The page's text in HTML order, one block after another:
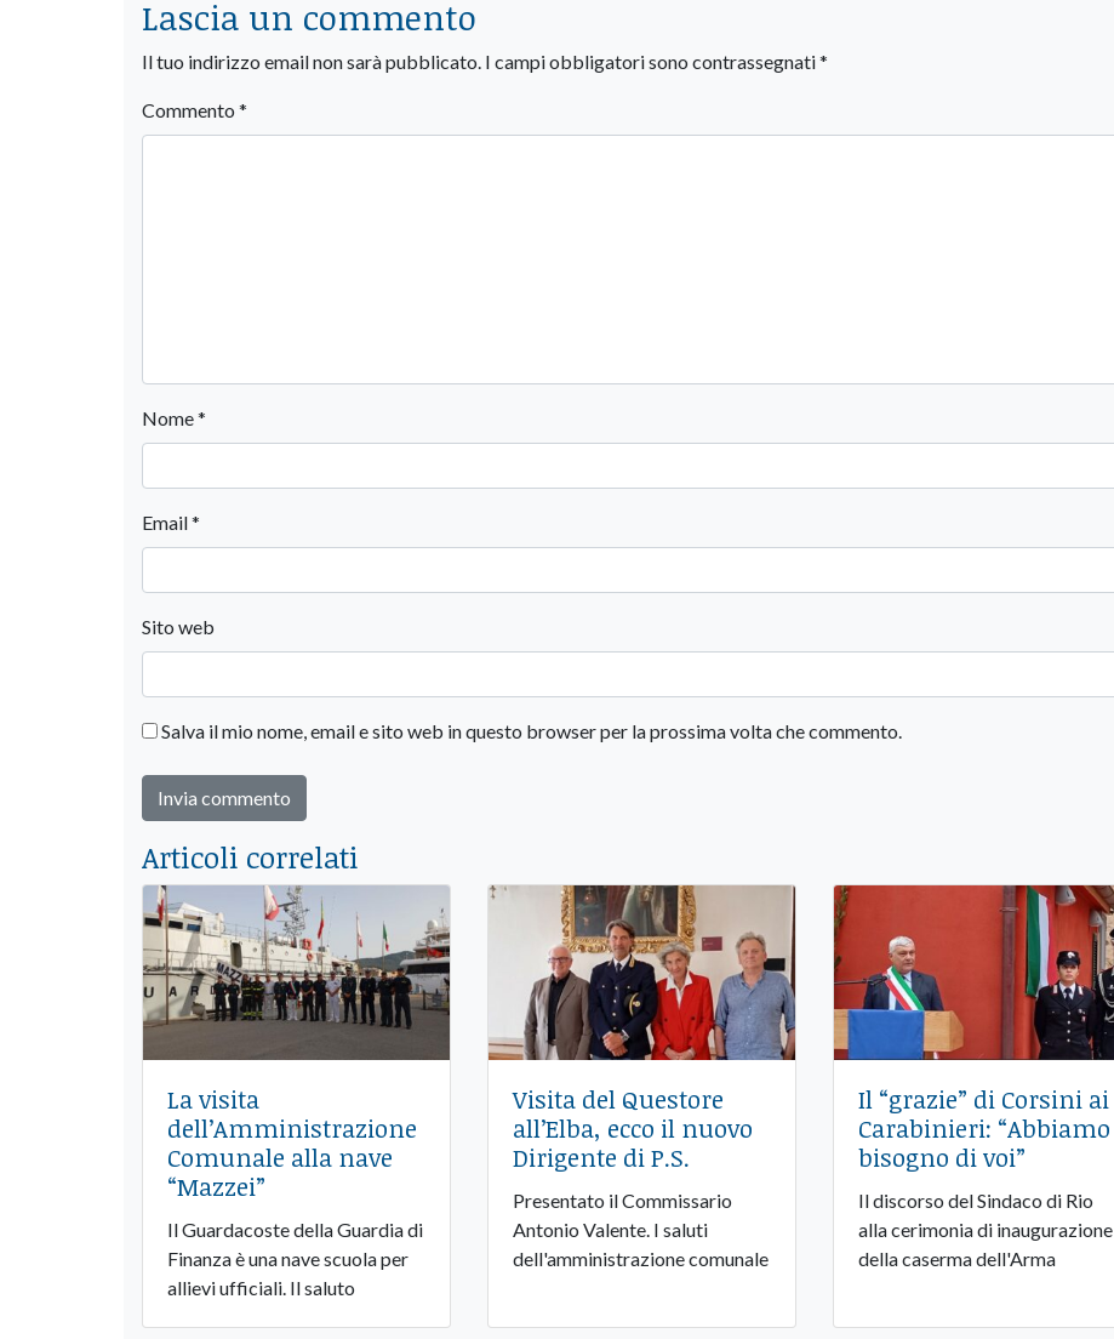
Lascia un commento
Il tuo indirizzo email non sarà pubblicato. I campi obbligatori sono contrassegnati*
Commento *
Nome*
Email*
Sito web
Salva il mio nome, email e sito web in questo browser per la prossima volta che commento.
Articoli correlati
La visita
dell’Amministrazione
Comunale alla nave
“Mazzei”
Il Guardacoste della Guardia di
Finanza è una nave scuola per
allievi ufficiali. Il saluto
Visita del Questore
all’Elba, ecco il nuovo
Dirigente di P.S.
Presentato il Commissario
Antonio Valente. I saluti
dell'amministrazione comunale
Il “grazie” di Corsini ai
Carabinieri: “Abbiamo
bisogno di voi”
Il discorso del Sindaco di Rio
alla cerimonia di inaugurazione
della caserma dell'Arma